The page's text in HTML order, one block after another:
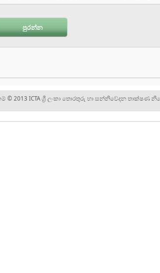
© 2013 ICTA ශ්‍රී ලංකා තොරතුරු හා සන්නිවේදන